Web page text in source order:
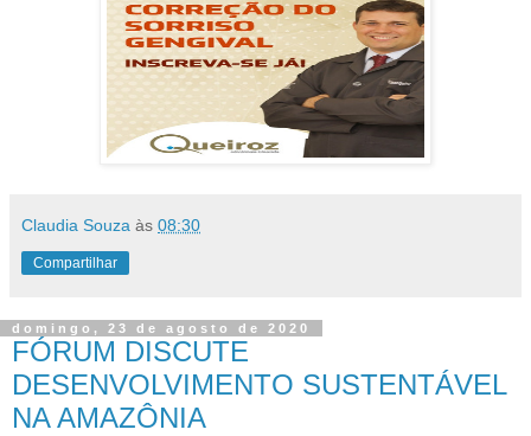
Claudia Souza às 08:30
Compartilhar
domingo, 23 de agosto de 2020
FÓRUM DISCUTE
DESENVOLVIMENTO SUSTENTÁVEL
NA AMAZÔNIA